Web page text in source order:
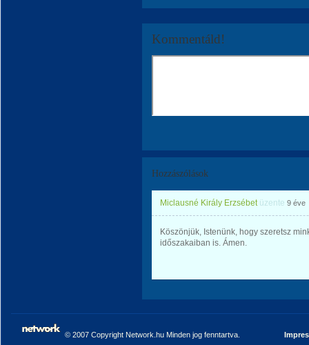
Kommentáld!
Hozzászólások
Miclausné Király Erzsébetüzente 9 éve
Köszönjük, Istenünk, hogy szeretsz
időszakaiban is. Ámen.
© 2007 Copyright Network.hu Minden jog fenntartva.